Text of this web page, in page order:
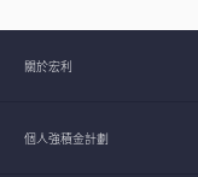
關於宏利
個人強積金計劃